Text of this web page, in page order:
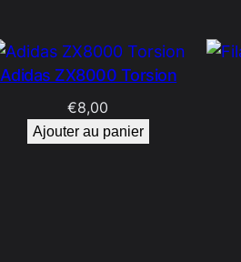
Adidas ZX8000 Torsion
€8,00
Ajouter au panier